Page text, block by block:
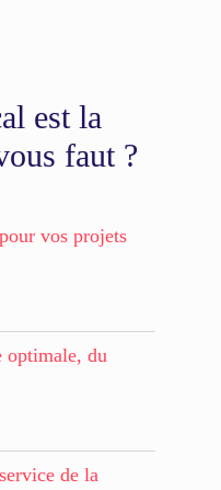
est la
faut ?
vos projets
optimale, du
de la